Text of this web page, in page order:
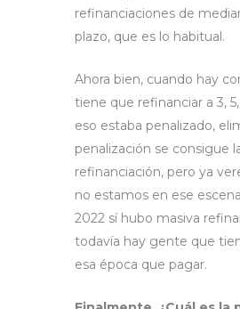
refinanciaciones de
plazo, que es lo habitual.
Ahora bien, cuando hay
tiene que refinanciar a 3,
eso estaba penalizado,
penalización se consigue
refinanciación, pero ya
no estamos en ese
2022 sí hubo masiva
todavía hay gente que
esa época que pagar.